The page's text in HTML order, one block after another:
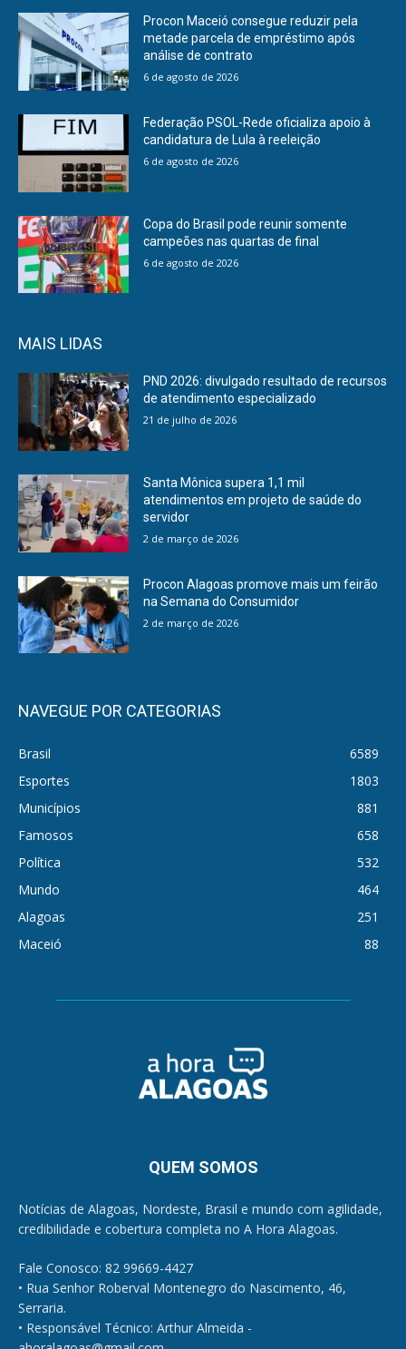
Procon Maceió consegue reduzir pela
metade parcela de empréstimo após
análise de contrato
6 de agosto de 2026
Federação PSOL-Rede oficializa apoio à
candidatura de Lula à reeleição
6 de agosto de 2026
Copa do Brasil pode reunir somente
campeões nas quartas de final
6 de agosto de 2026
MAIS LIDAS
PND 2026: divulgado resultado de recursos
de atendimento especializado
21 de julho de 2026
Santa Mônica supera 1,1 mil
atendimentos em projeto de saúde do
servidor
2 de março de 2026
Procon Alagoas promove mais um feirão
na Semana do Consumidor
2 de março de 2026
NAVEGUE POR CATEGORIAS
Brasil
6589
Esportes
1803
Municípios
881
Famosos
658
Política
532
Mundo
464
Alagoas
251
Maceió
88
QUEM SOMOS
Notícias de Alagoas, Nordeste, Brasil e mundo com agilidade,
credibilidade e cobertura completa no A Hora Alagoas.
Fale Conosco: 82 99669-4427
• Rua Senhor Roberval Montenegro do Nascimento, 46,
Serraria.
• Responsável Técnico: Arthur Almeida -